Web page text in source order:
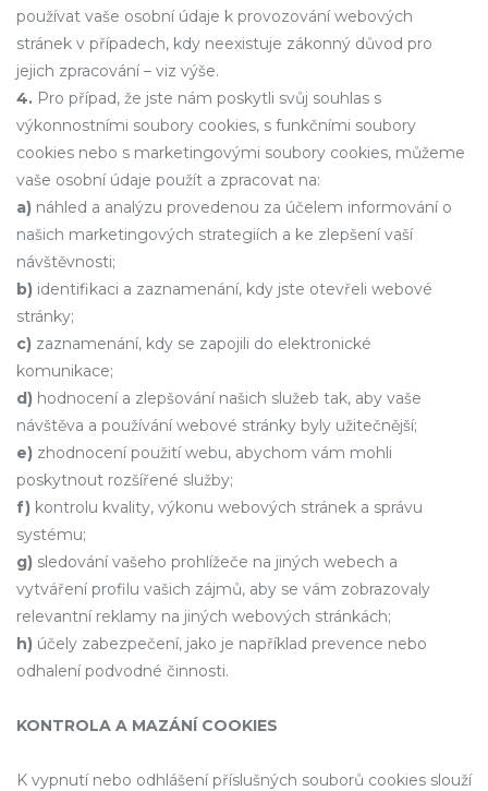
používat vaše osobní údaje k provozování webových
stránek v případech, kdy neexistuje zákonný důvod pro
jejich zpracování – viz výše.
4. Pro případ, že jste nám poskytli svůj souhlas s
výkonnostními soubory cookies, s funkčními soubory
cookies nebo s marketingovými soubory cookies, můžeme
vaše osobní údaje použít a zpracovat na:
a) náhled a analýzu provedenou za účelem informování o
našich marketingových strategiích a ke zlepšení vaší
návštěvnosti;
b) identifikaci a zaznamenání, kdy jste otevřeli webové
stránky;
c) zaznamenání, kdy se zapojili do elektronické
komunikace;
d) hodnocení a zlepšování našich služeb tak, aby vaše
návštěva a používání webové stránky byly užitečnější;
e) zhodnocení použití webu, abychom vám mohli
poskytnout rozšířené služby;
f) kontrolu kvality, výkonu webových stránek a správu
systému;
g) sledování vašeho prohlížeče na jiných webech a
vytváření profilu vašich zájmů, aby se vám zobrazovaly
relevantní reklamy na jiných webových stránkách;
h) účely zabezpečení, jako je například prevence nebo
odhalení podvodné činnosti.
KONTROLA A MAZÁNÍ COOKIES
K vypnutí nebo odhlášení příslušných souborů cookies slouží